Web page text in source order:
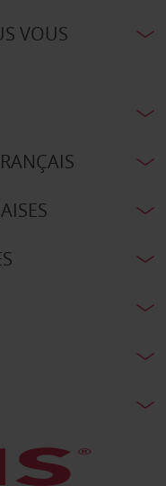
VOUS